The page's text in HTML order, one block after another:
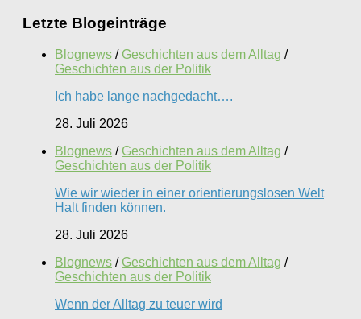
Letzte Blogeinträge
Blognews / Geschichten aus dem Alltag /
Geschichten aus der Politik
Ich habe lange nachgedacht….
28. Juli 2026
Blognews / Geschichten aus dem Alltag /
Geschichten aus der Politik
Wie wir wieder in einer orientierungslosen Welt
Halt finden können.
28. Juli 2026
Blognews / Geschichten aus dem Alltag /
Geschichten aus der Politik
Wenn der Alltag zu teuer wird